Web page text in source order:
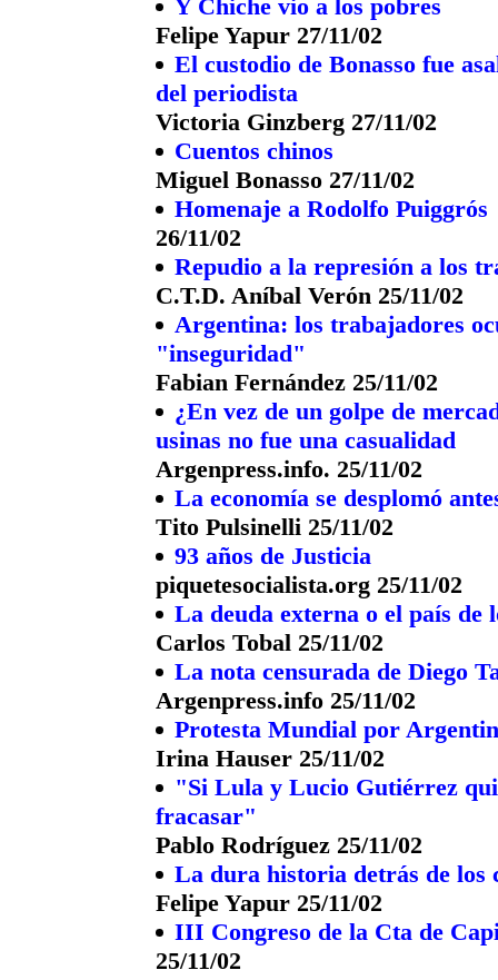
Y Chiche vio a los pobres
Felipe Yapur 27/11/02
El custodio de Bonasso fue
del periodista
Victoria Ginzberg 27/11/02
Cuentos chinos
Miguel Bonasso 27/11/02
Homenaje a Rodolfo Puiggrós
26/11/02
Repudio a la represión a los
C.T.D. Aníbal Verón 25/11/02
Argentina: los trabajadores
"inseguridad"
Fabian Fernández 25/11/02
¿En vez de un golpe de
usinas no fue una casualidad
Argenpress.info. 25/11/02
La economía se desplomó
Tito Pulsinelli 25/11/02
93 años de Justicia
piquetesocialista.org 25/11/02
La deuda externa o el país de
Carlos Tobal 25/11/02
La nota censurada de Diego
Argenpress.info 25/11/02
Protesta Mundial por
Irina Hauser 25/11/02
"Si Lula y Lucio Gutiérrez
fracasar"
Pablo Rodríguez 25/11/02
La dura historia detrás de los
Felipe Yapur 25/11/02
III Congreso de la Cta de
25/11/02